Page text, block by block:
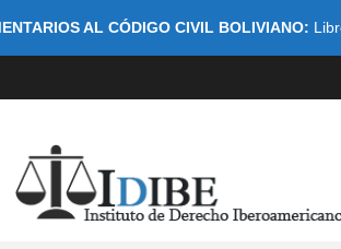
AL CÓDIGO CIVIL BOLIVIANO: